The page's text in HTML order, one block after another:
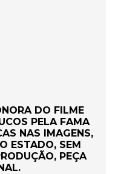
DO FILME
PELA FAMA
NAS IMAGENS,
ESTADO, SEM
PEÇA